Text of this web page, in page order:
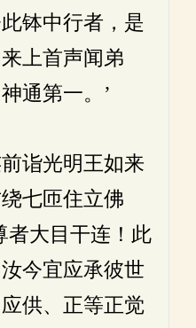
钵中行者，是
上首声闻弟
通第一。’
诣光明王如来
七匝住立佛
者大目干连！此
今宜应承彼世
供、正等正觉